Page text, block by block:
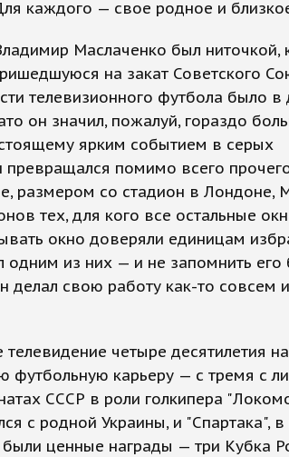
каждого — свое родное и
Маслаченко был ниточкой,
на закат Советского
телевизионного футбола было в
он значил, пожалуй, гораздо
ярким событием в серых
превращался помимо всего
размером со стадион в Лондоне,
тех, для кого все остальные
окно доверяли единицам
из них — и не запомнить его
делал свою работу как-то совсем
четыре десятилетия
футбольную карьеру — с тремя с
СССР в роли голкипера
с родной Украины, и "Спартака",
ценные награды — три Кубка